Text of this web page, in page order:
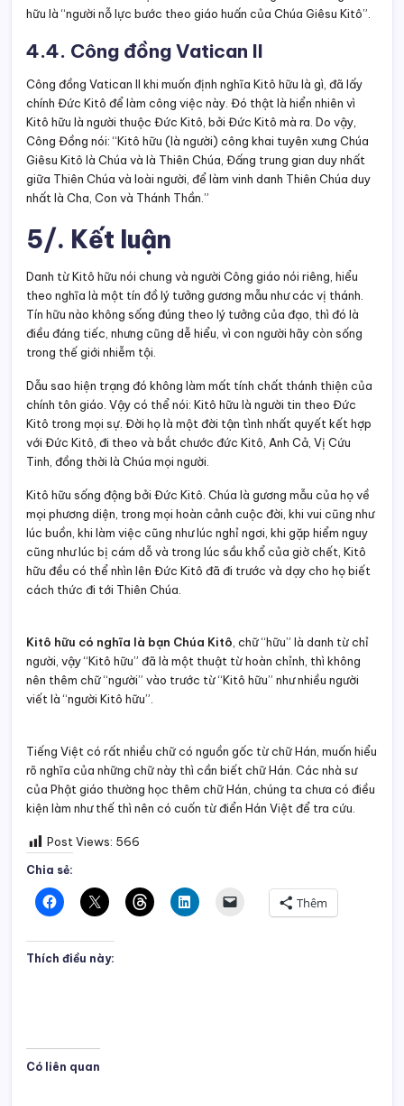
hữu là “người nỗ lực bước theo giáo huấn của Chúa Giêsu Kitô”.
4.4. Công đồng Vatican II
Công đồng Vatican II khi muốn định nghĩa Kitô hữu là gì, đã lấy
chính Đức Kitô để làm công việc này. Đó thật là hiển nhiên vì
Kitô hữu là người thuộc Đức Kitô, bởi Đức Kitô mà ra. Do vậy,
Công Đồng nói: “Kitô hữu (là người) công khai tuyên xưng Chúa
Giêsu Kitô là Chúa và là Thiên Chúa, Đấng trung gian duy nhất
giữa Thiên Chúa và loài người, để làm vinh danh Thiên Chúa duy
nhất là Cha, Con và Thánh Thần.”
5/. Kết luận
Danh từ Kitô hữu nói chung và người Công giáo nói riêng, hiểu
theo nghĩa là một tín đồ lý tưởng gương mẫu như các vị thánh.
Tín hữu nào không sống đúng theo lý tưởng của đạo, thì đó là
điều đáng tiếc, nhưng cũng dễ hiểu, vì con người hãy còn sống
trong thế giới nhiễm tội.
Dẫu sao hiện trạng đó không làm mất tính chất thánh thiện của
chính tôn giáo. Vậy có thể nói: Kitô hữu là người tin theo Đức
Kitô trong mọi sự. Đời họ là một đời tận tình nhất quyết kết hợp
với Đức Kitô, đi theo và bắt chước đức Kitô, Anh Cả, Vị Cứu
Tinh, đồng thời là Chúa mọi người.
Kitô hữu sống động bởi Đức Kitô. Chúa là gương mẫu của họ về
mọi phương diện, trong mọi hoàn cảnh cuộc đời, khi vui cũng như
lúc buồn, khi làm việc cũng như lúc nghỉ ngơi, khi gặp hiểm nguy
cũng như lúc bị cám dỗ và trong lúc sầu khổ của giờ chết, Kitô
hữu đều có thể nhìn lên Đức Kitô đã đi trước và dạy cho họ biết
cách thức đi tới Thiên Chúa.
Kitô hữu có nghĩa là bạn Chúa Kitô, chữ “hữu” là danh từ chỉ
người, vậy “Kitô hữu” đã là một thuật từ hoàn chỉnh, thì không
nên thêm chữ “người” vào trước từ “Kitô hữu” như nhiều người
viết là “người Kitô hữu”.
Tiếng Việt có rất nhiều chữ có nguồn gốc từ chữ Hán, muốn hiểu
rõ nghĩa của những chữ này thì cần biết chữ Hán. Các nhà sư
của Phật giáo thường học thêm chữ Hán, chúng ta chưa có điều
kiện làm như thế thì nên có cuốn từ điển Hán Việt để tra cứu.
Post Views: 566
Chia sẻ:
Thêm
Thích điều này:
Có liên quan